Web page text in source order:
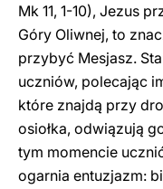
Mk 11, 1-10), Jezus
Góry Oliwnej, to
przybyć Mesjasz.
uczniów, polecając
które znajdą przy
osiołka, odwiązują
tym momencie
ogarnia entuzjazm: